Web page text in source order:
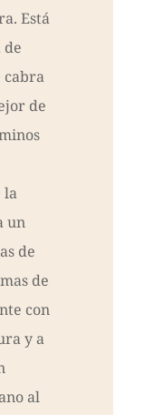
Está
de
cabra
de
la
un
de
de
con
y a
al